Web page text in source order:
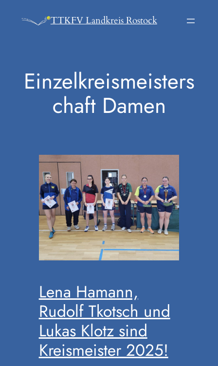
Inhalt
TTKFV Landkreis Rostock
Einzelkreismeisters
chaft Damen
Lena Hamann,
Rudolf Tkotsch und
Lukas Klotz sind
Kreismeister 2025!